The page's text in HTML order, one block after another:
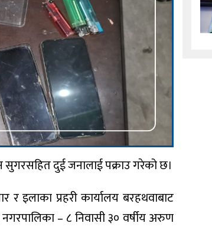
सुगरसहित दुई जनालाई पक्राउ गरेको छ।
र इलाका प्रहरी कार्यालय बरहथवाबाट
– ८ निवासी ३० वर्षीय अरुण